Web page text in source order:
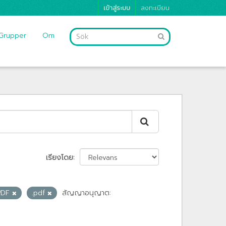
เข้าสู่ระบบ ลงทะเบียน
Om
เรียงโดย
.pdf
สัญญาอนุญาต: